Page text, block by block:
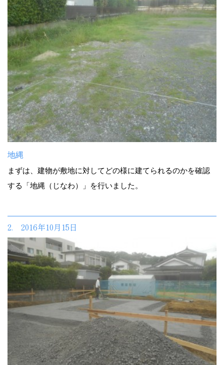
地縄
まずは、建物が敷地に対してどの様に建てられるのかを確認
する「地縄（じなわ）」を行いました。
2. 2016年10月15日